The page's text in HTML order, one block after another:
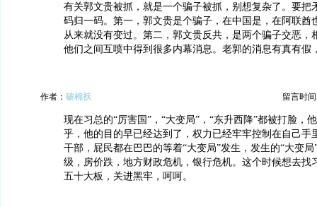
有关郭文贵被抓，就是一个骗子被抓，别想复杂了。要把
码归一码。第一，郭文贵是个骗子，在中国是，在阿联酋
从来就没有变过。第二，郭文贵反共，是两个骗子交恶，
他们之间互喷中得到很多内幕消息。老郭的消息有真有假
作者： 破棉袄 留言时间
现在习总的“厉害国”，“大变局”，“东升西降”都被打脸，
乎，他的目的早已经达到了，权力已经牢牢控制在自己手
干部，屁民都在巴巴的等着“大变局”发生，发生的“大变
级，房价跌，地方财政危机，银行危机。这个时候想去找
五十大板，关进黑牢，呵呵。